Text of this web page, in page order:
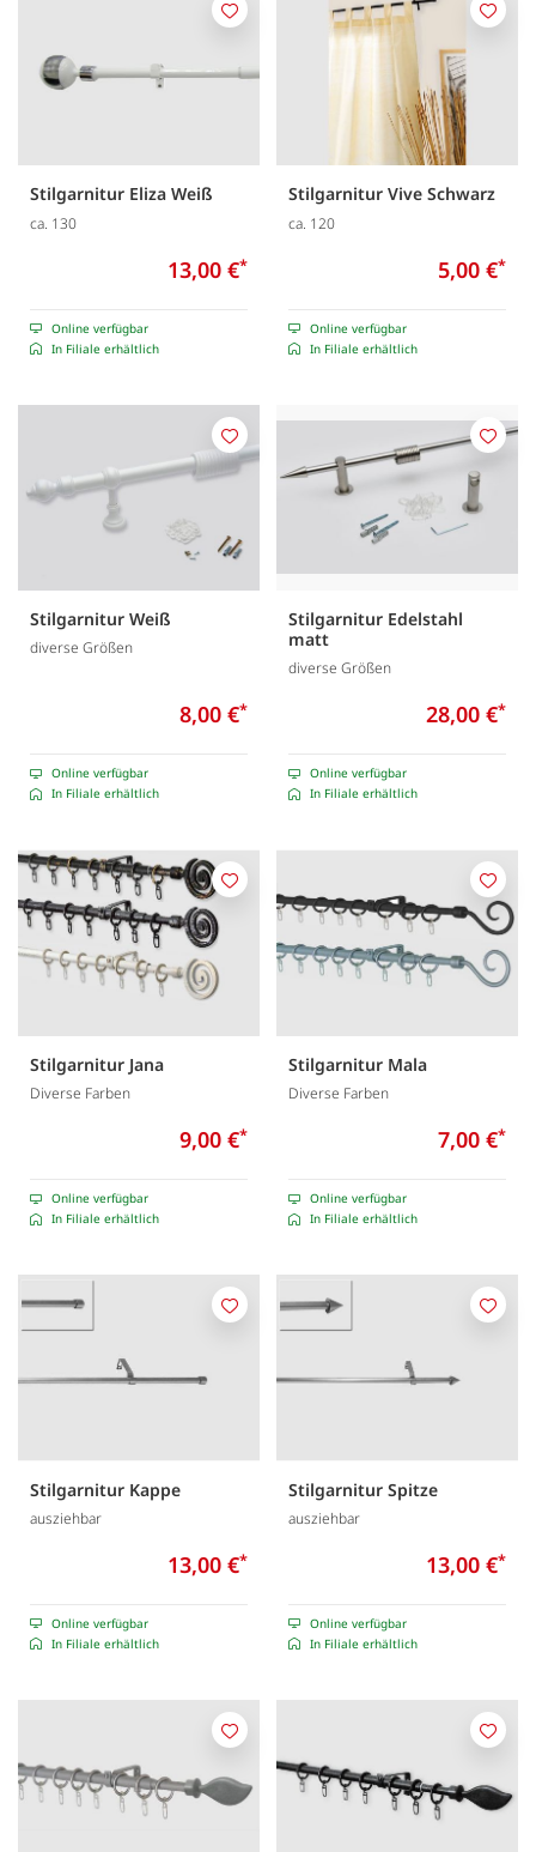
Stilgarnitur Eliza Weiß
ca. 130
13,00 €*
Online verfügbar
In Filiale erhältlich
Merken
Stilgarnitur Vive Schwarz
ca. 120
5,00 €*
Online verfügbar
In Filiale erhältlich
Stilgarnitur Weiß
diverse Größen
8,00 €*
Online verfügbar
In Filiale erhältlich
Merken
Stilgarnitur Edelstahl
matt
diverse Größen
28,00 €*
Online verfügbar
In Filiale erhältlich
Stilgarnitur Jana
Diverse Farben
9,00 €*
Online verfügbar
In Filiale erhältlich
Merken
Stilgarnitur Mala
Diverse Farben
7,00 €*
Online verfügbar
In Filiale erhältlich
Stilgarnitur Kappe
ausziehbar
13,00 €*
Online verfügbar
In Filiale erhältlich
Merken
Stilgarnitur Spitze
ausziehbar
13,00 €*
Online verfügbar
In Filiale erhältlich
Merken